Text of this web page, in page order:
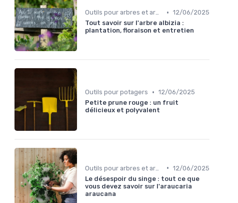
Outils pour arbres et arbustes • 12/06/2025
Tout savoir sur l'arbre albizia :
plantation, floraison et entretien
Outils pour potagers • 12/06/2025
Petite prune rouge : un fruit
délicieux et polyvalent
• 12/06/2025
Le désespoir du singe : tout ce que
vous devez savoir sur l'araucaria
araucana